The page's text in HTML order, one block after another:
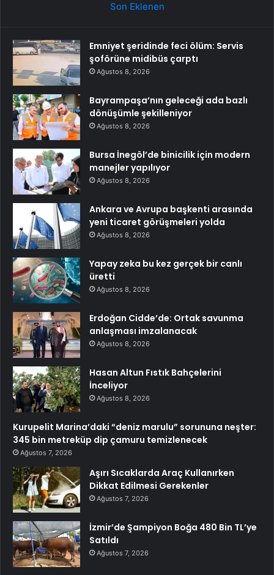
Son Eklenen
Emniyet şeridinde feci ölüm: Servis
şoförüne midibüs çarptı
Ağustos 8, 2026
Bayrampaşa’nın geleceği ada bazlı
dönüşümle şekilleniyor
Ağustos 8, 2026
Bursa İnegöl’de binicilik için modern
manejler yapılıyor
Ağustos 8, 2026
Ankara ve Avrupa başkenti arasında
yeni ticaret görüşmeleri yolda
Ağustos 8, 2026
Yapay zeka bu kez gerçek bir canlı
üretti
Ağustos 8, 2026
Erdoğan Cidde’de: Ortak savunma
anlaşması imzalanacak
Ağustos 8, 2026
Hasan Altun Fıstık Bahçelerini
İnceliyor
Ağustos 8, 2026
Kurupelit Marina’daki “deniz marulu” sorununa neşter:
345 bin metreküp dip çamuru temizlenecek
Ağustos 7, 2026
Aşırı Sıcaklarda Araç Kullanırken
Dikkat Edilmesi Gerekenler
Ağustos 7, 2026
İzmir’de Şampiyon Boğa 480 Bin TL’ye
Satıldı
Ağustos 7, 2026